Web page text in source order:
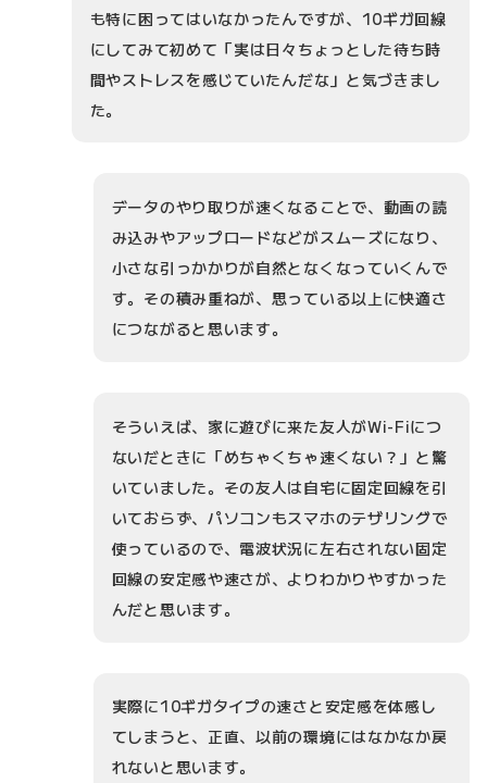
も特に困ってはいなかったんですが、10ギガ回線
にしてみて初めて「実は日々ちょっとした待ち時
間やストレスを感じていたんだな」と気づきまし
た。
データのやり取りが速くなることで、動画の読
み込みやアップロードなどがスムーズになり、
小さな引っかかりが自然となくなっていくんで
す。その積み重ねが、思っている以上に快適さ
につながると思います。
そういえば、家に遊びに来た友人がWi-Fiにつ
ないだときに「めちゃくちゃ速くない？」と驚
いていました。その友人は自宅に固定回線を引
いておらず、パソコンもスマホのテザリングで
使っているので、電波状況に左右されない固定
回線の安定感や速さが、よりわかりやすかった
んだと思います。
実際に10ギガタイプの速さと安定感を体感し
てしまうと、正直、以前の環境にはなかなか戻
れないと思います。